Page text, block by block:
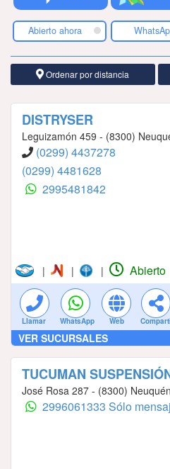
Abierto ahora
Ordenar por distancia
DISTRYSER
Leguizamón 459 - (8300)
(0299) 4437278
(0299) 4481628
2995481842
| | | Abierto
Llamar WhatsApp Web
VER SUCURSALES
TUCUMAN
José Rosa 287 - (8300) Neuquén
2996061333 Sólo